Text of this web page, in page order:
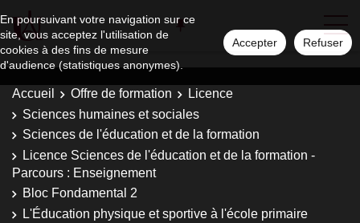
En poursuivant votre navigation sur ce
site, vous acceptez l'utilisation de
cookies à des fins de mesure
d'audience (statistiques anonymes).
Accepter Refuser
Accueil Offre de formation
Licence
Sciences humaines et sociales
Sciences de l'éducation et de la formation
Licence Sciences de l'éducation et de la formation -
Parcours : Enseignement
Bloc Fondamental 2
L'Éducation physique et sportive à l'école primaire